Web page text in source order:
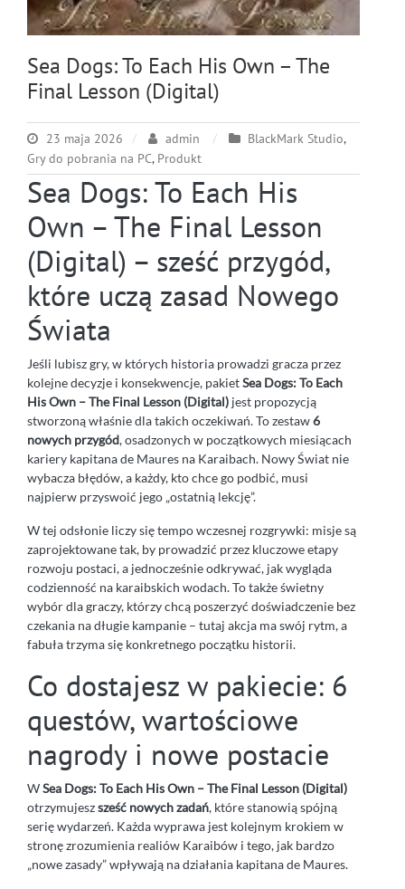
Sea Dogs: To Each His Own – The
Final Lesson (Digital)
23 maja 2026 admin BlackMark Studio,
Gry do pobrania na PC, Produkt
Sea Dogs: To Each His
Own – The Final Lesson
(Digital) – sześć przygód,
które uczą zasad Nowego
Świata
Jeśli lubisz gry, w których historia prowadzi gracza przez
kolejne decyzje i konsekwencje, pakietSea Dogs: To Each
His Own – The Final Lesson (Digital) jest propozycją
stworzoną właśnie dla takich oczekiwań. To zestaw6
nowych przygód, osadzonych w początkowych miesiącach
kariery kapitana de Maures na Karaibach. Nowy Świat nie
wybacza błędów, a każdy, kto chce go podbić, musi
najpierw przyswoić jego „ostatnią lekcję”.
W tej odsłonie liczy się tempo wczesnej rozgrywki: misje są
zaprojektowane tak, by prowadzić przez kluczowe etapy
rozwoju postaci, a jednocześnie odkrywać, jak wygląda
codzienność na karaibskich wodach. To także świetny
wybór dla graczy, którzy chcą poszerzyć doświadczenie bez
czekania na długie kampanie – tutaj akcja ma swój rytm, a
fabuła trzyma się konkretnego początku historii.
Co dostajesz w pakiecie: 6
questów, wartościowe
nagrody i nowe postacie
WSea Dogs: To Each His Own – The Final Lesson (Digital)
otrzymujeszsześć nowych zadań, które stanowią spójną
serię wydarzeń. Każda wyprawa jest kolejnym krokiem w
stronę zrozumienia realiów Karaibów i tego, jak bardzo
„nowe zasady” wpływają na działania kapitana de Maures.